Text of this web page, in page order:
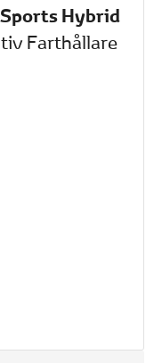
Hybrid
Farthållare